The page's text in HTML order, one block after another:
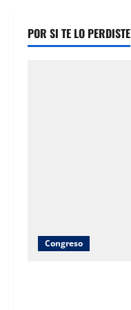
POR SI TE LO PERDISTE
Congreso